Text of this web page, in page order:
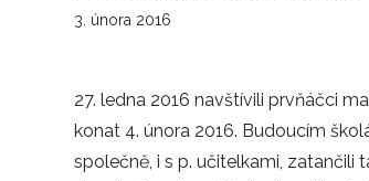
3. února 2016
27. ledna 2016 navštívili prvňáčci
konat 4. února 2016. Budoucím
společně, i s p. učitelkami, zatančili